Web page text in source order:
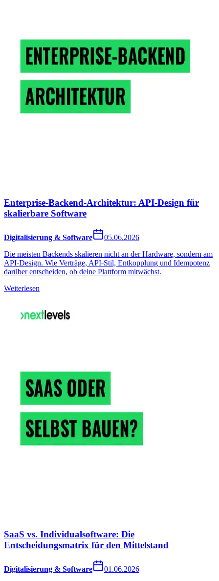
Enterprise-Backend-Architektur: API-Design für
skalierbare Software
Digitalisierung & Software
05.06.2026
Die meisten Backends skalieren nicht an der Hardware, sondern am
API-Design. Wie Verträge, API-Stil, Entkopplung und Idempotenz
darüber entscheiden, ob deine Plattform mitwächst.
Weiterlesen
SaaS vs. Individualsoftware: Die
Entscheidungsmatrix für den Mittelstand
Digitalisierung & Software
01.06.2026